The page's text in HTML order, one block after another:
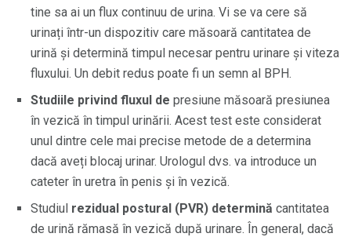
tine sa ai un flux continuu de urina. Vi se va cere să
urinați într-un dispozitiv care măsoară cantitatea de
urină și determină timpul necesar pentru urinare și viteza
fluxului. Un debit redus poate fi un semn al BPH.
Studiile privind fluxul de presiune măsoară presiunea
în vezică în timpul urinării. Acest test este considerat
unul dintre cele mai precise metode de a determina
dacă aveți blocaj urinar. Urologul dvs. va introduce un
cateter în uretra în penis și în vezică.
Studiul rezidual postural (PVR) determină cantitatea
de urină rămasă în vezică după urinare. În general, dacă